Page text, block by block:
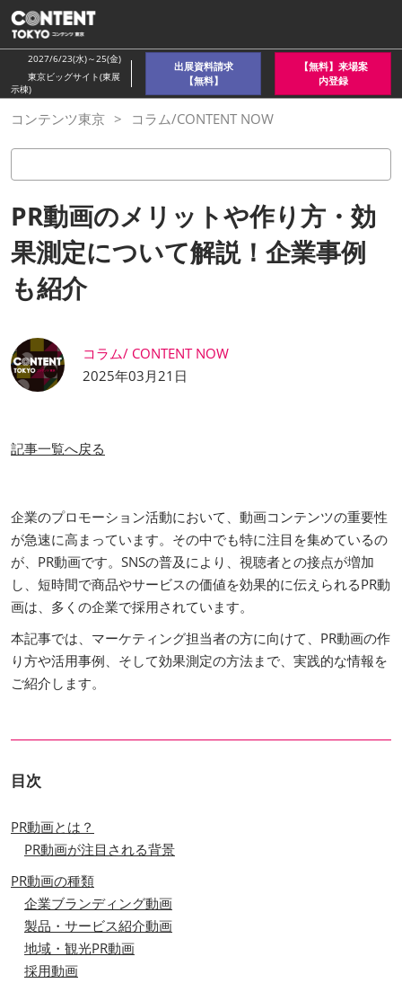
ス
キ
ッ
し
て
進
2027/6/23(水)～25(金)
東京ビッグサイト(東展
示棟)
出展資料請求
【無料】
【無料】来場案
内登録
コンテンツ東京 コラム/CONTENT NOW
PR動画のメリットや作り方・効
果測定について解説！企業事例
も紹介
コラム/ CONTENT NOW
2025年03月21日
記事一覧へ戻る
企業のプロモーション活動において、動画コンテンツの重要性
が急速に高まっています。その中でも特に注目を集めているの
が、PR動画です。SNSの普及により、視聴者との接点が増加
し、短時間で商品やサービスの価値を効果的に伝えられるPR動
画は、多くの企業で採用されています。
本記事では、マーケティング担当者の方に向けて、PR動画の作
り方や活用事例、そして効果測定の方法まで、実践的な情報を
ご紹介します。
目次
PR動画とは？
PR動画が注目される背景
PR動画の種類
企業ブランディング動画
製品・サービス紹介動画
地域・観光PR動画
採用動画